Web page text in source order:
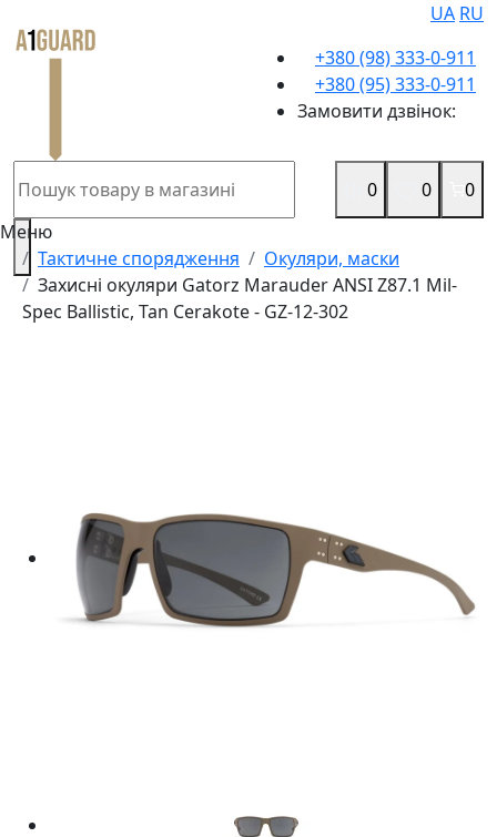
UA RU
+380 (98) 333-0-911
+380 (95) 333-0-911
Замовити дзвінок:
0 0
0
Меню
Тактичне спорядження
Окуляри, маски
Захисні окуляри Gatorz Marauder ANSI Z87.1 Mil-
Spec Ballistic, Tan Cerakote - GZ-12-302